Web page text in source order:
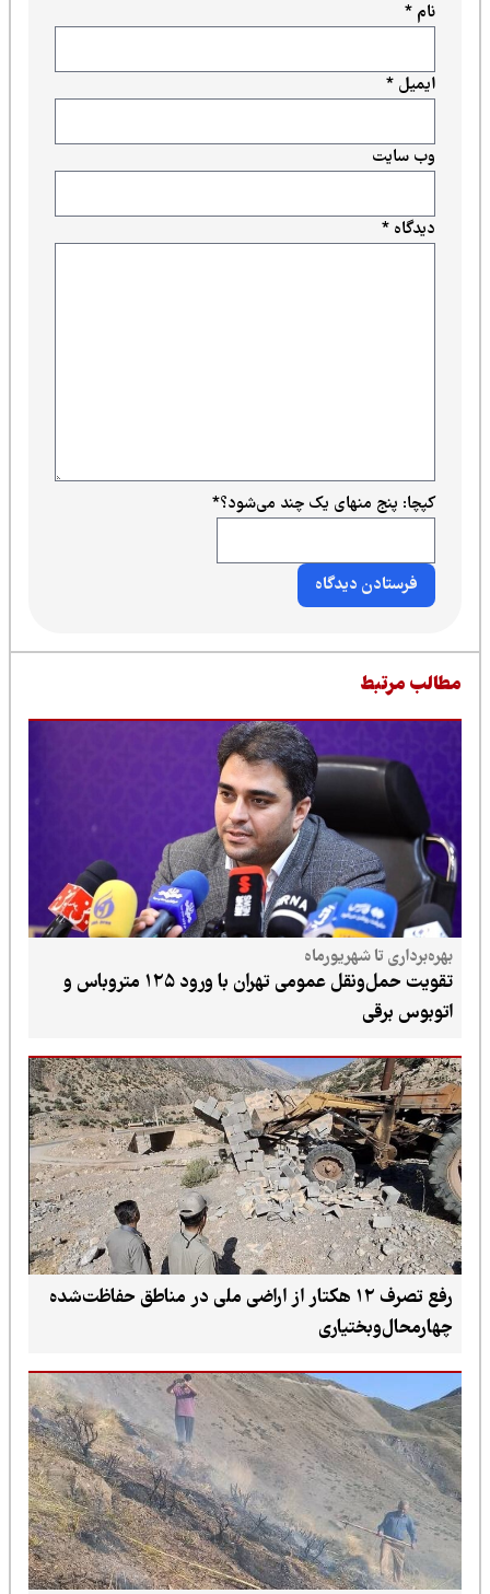
دیدگاه*
ایمیل*
وب‌ سایت
کپچا: پنج منهای یک چند می‌شود؟*
مرتبط
بهره‌برداری تا شهریورماه
تقویت حمل‌ونقل عمومی تهران با ورود ۱۲۵ متروباس و
اتوبوس برقی
رفع تصرف ۱۲ هکتار از اراضی ملی در مناطق حفاظت‌شده
چهارمحال‌وبختیاری